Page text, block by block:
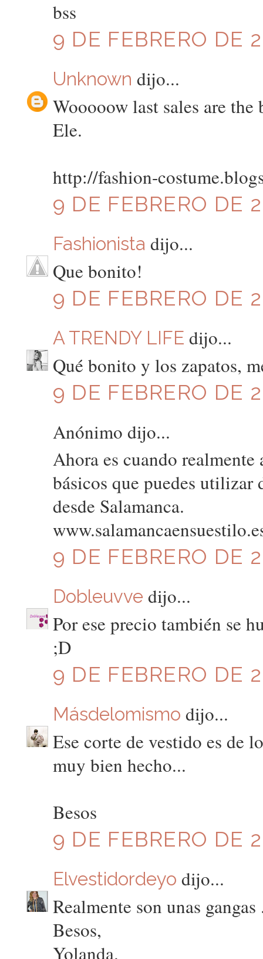
bss
9 DE FEBRERO DE
Unknown dijo...
Wooooow last sales are
Ele.
http://fashion-
9 DE FEBRERO DE
Fashionista dijo...
Que bonito!
9 DE FEBRERO DE
A TRENDY LIFE dijo...
Qué bonito y los zapatos,
9 DE FEBRERO DE
Anónimo dijo...
Ahora es cuando realmente
básicos que puedes utilizar
desde Salamanca.
9 DE FEBRERO DE
Dobleuvve dijo...
Por ese precio también se
;D
9 DE FEBRERO DE
Másdelomismo dijo...
Ese corte de vestido es de
muy bien hecho...
Besos
9 DE FEBRERO DE
Elvestidordeyo dijo...
Realmente son unas
Besos,
Yolanda.